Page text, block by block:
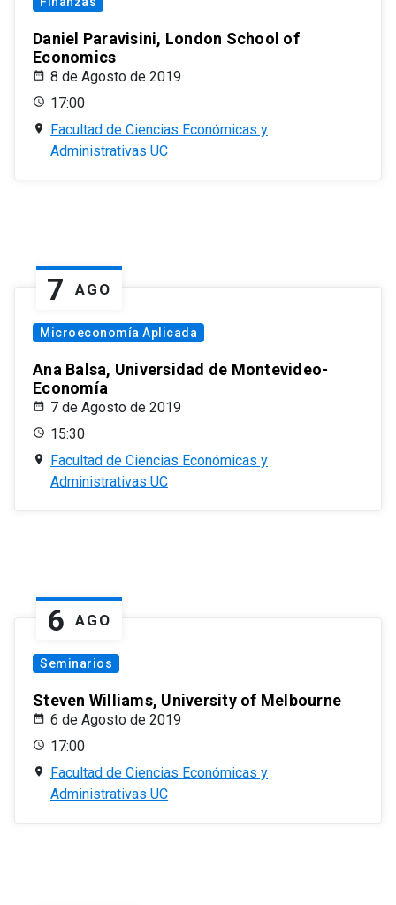
Daniel Paravisini, London School of
Economics
8 de Agosto de 2019
17:00
Facultad de Ciencias Económicas y
Administrativas UC
7 AGO
Microeconomía Aplicada
Ana Balsa, Universidad de Montevideo-
Economía
7 de Agosto de 2019
15:30
Facultad de Ciencias Económicas y
Administrativas UC
6 AGO
Seminarios
Steven Williams, University of Melbourne
6 de Agosto de 2019
17:00
Facultad de Ciencias Económicas y
Administrativas UC